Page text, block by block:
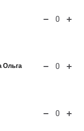
0
Ольга 0
0